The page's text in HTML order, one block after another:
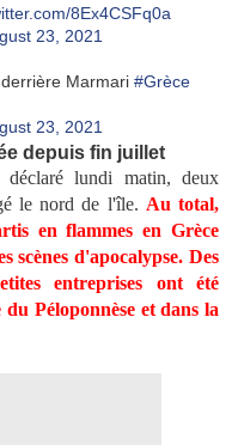
8Ex4CSFq0a
23, 2021
Marmari #Grèce
23, 2021
depuis fin juillet
lundi matin, deux
le nord de l'île. Au total,
en flammes en Grèce
scènes d'apocalypse. Des
entreprises ont été
Péloponnèse et dans la